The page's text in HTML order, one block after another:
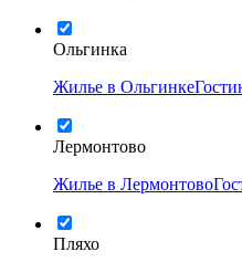
Ольгинка
Жилье в Ольгинке
Лермонтово
Жилье в Лермонтово
Пляхо